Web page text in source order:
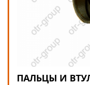
ПАЛЬЦЫ И